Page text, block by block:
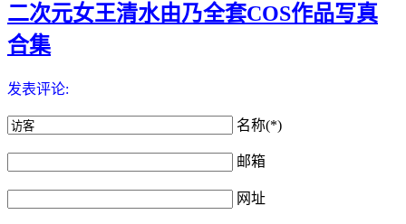
二次元女王清水由乃全套COS作品写真
合集
发表评论:
名称(*)
邮箱
网址